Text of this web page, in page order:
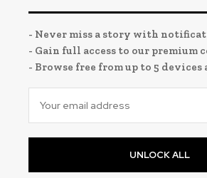
- Never miss a story with
- Gain full access to our premium
- Browse free from up to 5 devices
UNLOCK ALL